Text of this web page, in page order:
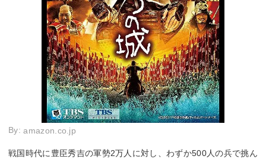
By:amazon.co.jp
戦国時代に豊臣秀吉の軍勢2万人に対し、わずか500人の兵で挑ん